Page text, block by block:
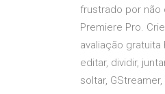
frustrado por não
Premiere Pro.
avaliação
editar, dividir,
soltar,